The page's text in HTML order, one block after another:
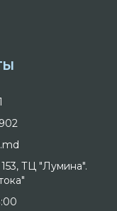
ТЦ "Лумина".